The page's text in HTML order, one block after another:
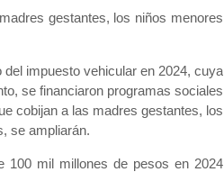
gestantes, los niños menores
impuesto vehicular en 2024, cuya
se financiaron programas sociales
cobijan a las madres gestantes, los
se ampliarán.
100 mil millones de pesos en 2024